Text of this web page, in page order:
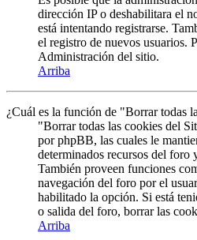
dirección IP o deshabilitara el
está intentando registrarse.
el registro de nuevos usuarios.
Administración del sitio.
Arriba
¿Cuál es la función de "Borrar todas
"Borrar todas las cookies del
por phpBB, las cuales le
determinados recursos del foro
También proveen funciones
navegación del foro por el
habilitado la opción. Si está
o salida del foro, borrar las
Arriba